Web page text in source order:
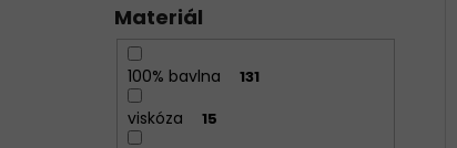
Materiál
100% bavlna 131
viskóza 15